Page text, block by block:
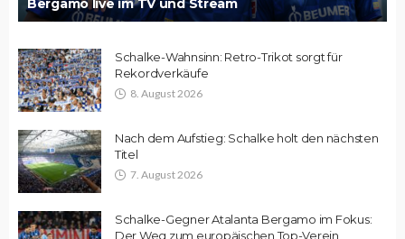
Bergamo live im TV und Stream
Schalke-Wahnsinn: Retro-Trikot sorgt für
Rekordverkäufe
8. August 2026
Nach dem Aufstieg: Schalke holt den nächsten
Titel
7. August 2026
Schalke-Gegner Atalanta Bergamo im Fokus:
Der Weg zum europäischen Top-Verein